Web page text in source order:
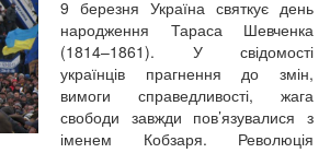
9 березня Україна святкує день
народження Тараса Шевченка
(1814–1861). У свідомості
українців прагнення до змін,
вимоги справедливості, жага
свободи завжди пов’язувалися з
іменем Кобзаря. Революція